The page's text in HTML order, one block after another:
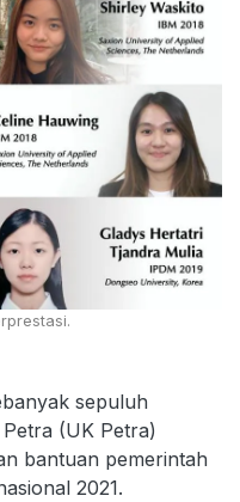
sepuluh
(UK Petra)
bantuan pemerintah
2021.